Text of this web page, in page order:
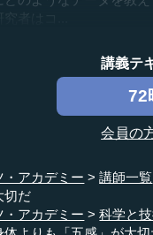
講義テ
72
会員の
・アカデミー 講師一覧
切だ
・アカデミー
科学と